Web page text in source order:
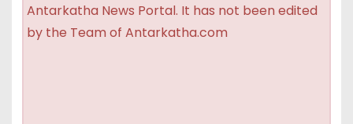
Antarkatha News Portal. It has not been edited
by the Team of Antarkatha.com